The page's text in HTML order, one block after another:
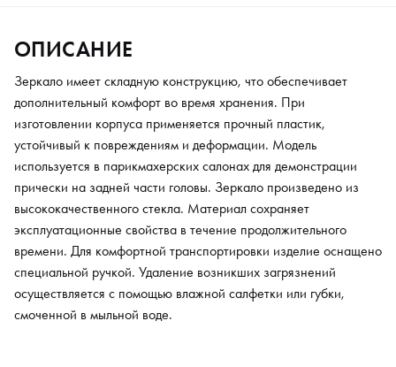
ОПИСАНИЕ
Зеркало имеет складную конструкцию, что обеспечивает
дополнительный комфорт во время хранения. При
изготовлении корпуса применяется прочный пластик,
устойчивый к повреждениям и деформации. Модель
используется в парикмахерских салонах для демонстрации
прически на задней части головы. Зеркало произведено из
высококачественного стекла. Материал сохраняет
эксплуатационные свойства в течение продолжительного
времени. Для комфортной транспортировки изделие оснащено
специальной ручкой. Удаление возникших загрязнений
осуществляется с помощью влажной салфетки или губки,
смоченной в мыльной воде.